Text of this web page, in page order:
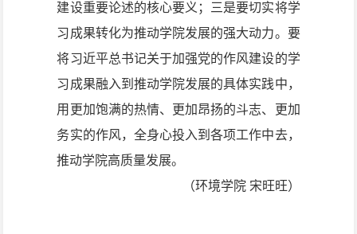
建设重要论述的核心要义；三是要切实将学
习成果转化为推动学院发展的强大动力。要
将习近平总书记关于加强党的作风建设的学
习成果融入到推动学院发展的具体实践中，
用更加饱满的热情、更加昂扬的斗志、更加
务实的作风，全身心投入到各项工作中去，
推动学院高质量发展。
（环境学院 宋旺旺）